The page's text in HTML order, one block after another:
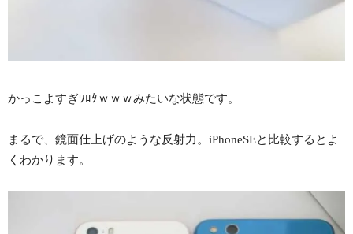
かっこよすぎﾜﾛﾀｗｗｗみたいな状態です。
まるで、鏡面仕上げのような反射力。iPhoneSEと比較するとよ
くわかります。